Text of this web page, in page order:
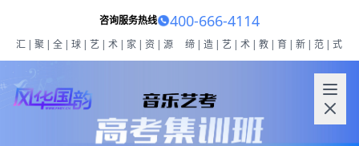
咨询服务热线 400-666-4114
汇|聚|全|球|艺|术|家|资|源 缔|造|艺|术|教|育|新|范|式